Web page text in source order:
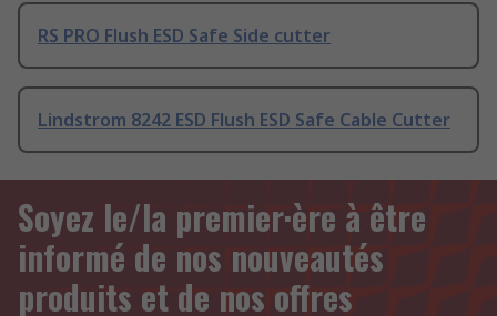
RS PRO Flush ESD Safe Side cutter
Lindstrom 8242 ESD Flush ESD Safe Cable Cutter
Soyez le/la premier·ère à être
informé de nos nouveautés
produits et de nos offres